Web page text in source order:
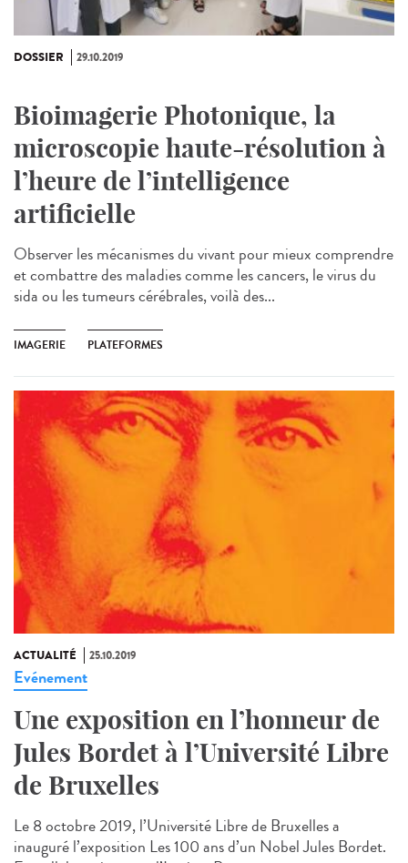
DOSSIER 29.10.2019
Bioimagerie Photonique, la
microscopie haute-résolution à
l’heure de l’intelligence
artificielle
Observer les mécanismes du vivant pour mieux comprendre
et combattre des maladies comme les cancers, le virus du
sida ou les tumeurs cérébrales, voilà des...
IMAGERIE PLATEFORMES
ACTUALITÉ 25.10.2019
Evénement
Une exposition en l’honneur de
Jules Bordet à l’Université Libre
de Bruxelles
Le 8 octobre 2019, l’Université Libre de Bruxelles a
inauguré l’exposition Les 100 ans d’un Nobel Jules Bordet.